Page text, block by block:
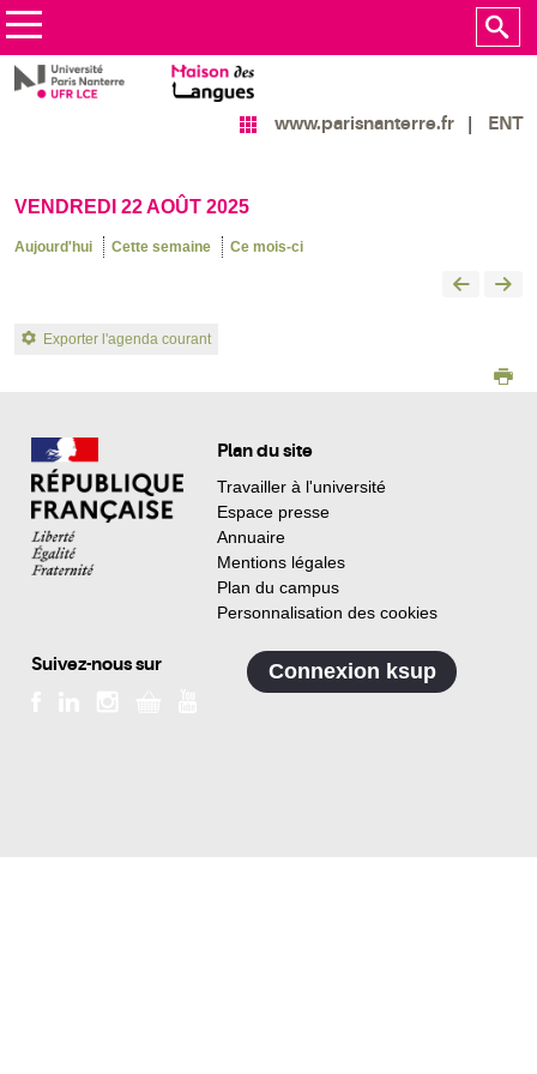
www.parisnanterre.fr ENT
VENDREDI 22 AOÛT 2025
Aujourd'hui Cette semaine Ce mois-ci
Exporter l'agenda courant
Plan du site
Travailler à l'université
Espace presse
Annuaire
Mentions légales
Plan du campus
Personnalisation des cookies
Suivez-nous sur Connexion ksup